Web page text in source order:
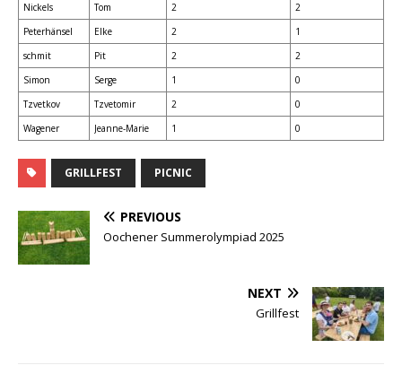
Nickels
Tom 2
2
Peterhänsel
Elke 2
1
schmit
Pit 2
2
Simon
Serge 1
0
Tzvetkov
Tzvetomir 2
0
Wagener
Jeanne-Marie 1 0
GRILLFEST PICNIC
PREVIOUS
Oochener Summerolympiad 2025
NEXT
Grillfest